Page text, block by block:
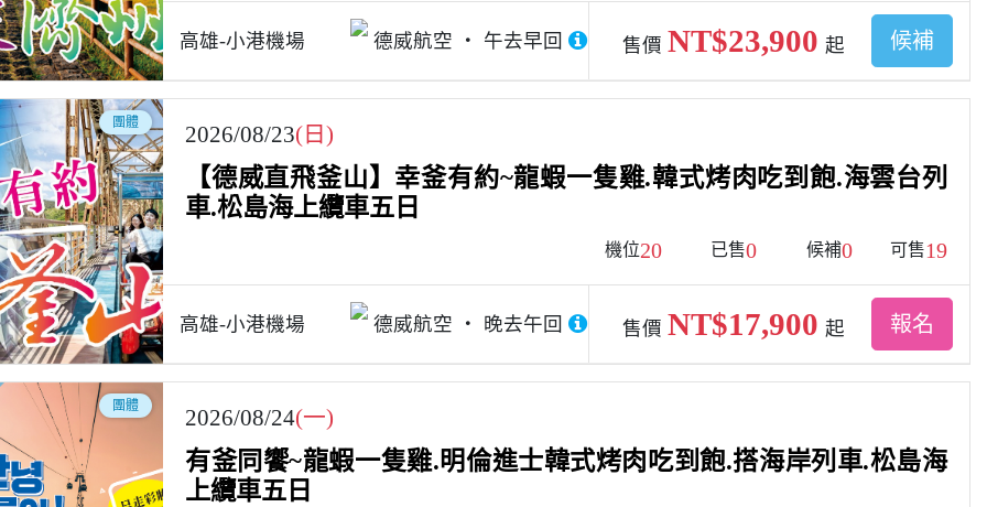
高雄-小港機場 德威航空 午去早回 售價 NT$23,900 起 候補
團體 2026/08/23(日)
【德威直飛釜山】幸釜有約~龍蝦一隻雞.韓式烤肉吃到飽.海雲台列
車.松島海上纜車五日
機位20 已售0 候補0 可售19
高雄-小港機場 德威航空 晚去午回 售價 NT$17,900 起 報名
團體 2026/08/24(一)
有釜同饗~龍蝦一隻雞.明倫進士韓式烤肉吃到飽.搭海岸列車.松島海
上纜車五日